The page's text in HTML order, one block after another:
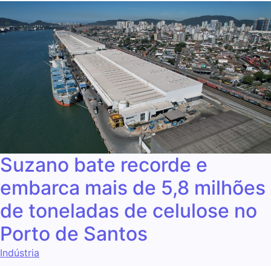
Suzano bate recorde e
embarca mais de 5,8 milhões
de toneladas de celulose no
Porto de Santos
Indústria